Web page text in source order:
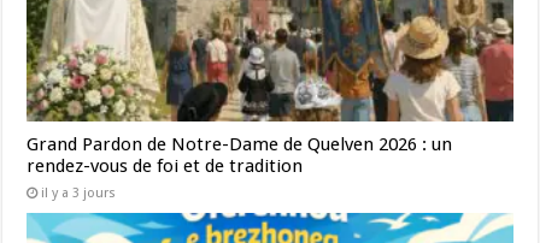
Grand Pardon de Notre-Dame de Quelven 2026 : un
rendez-vous de foi et de tradition
il y a 3 jours